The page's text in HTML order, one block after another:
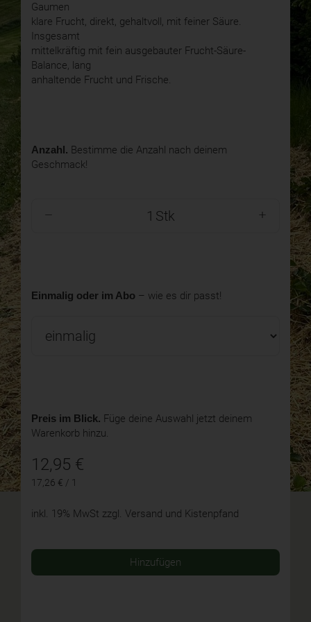
Gaumen
klare Frucht, direkt, gehaltvoll, mit feiner Säure.
Insgesamt
mittelkräftig mit fein ausgebauter Frucht-Säure-
Balance, lang
anhaltende Frucht und Frische.
Anzahl. Bestimme die Anzahl nach deinem
Geschmack!
Stk
Einmalig oder im Abo – wie es dir passt!
Preis im Blick. Füge deine Auswahl jetzt deinem
Warenkorb hinzu.
12,95 €
17,26 € / 1
inkl. 19% MwSt zzgl. Versand und Kistenpfand
Hinzufügen